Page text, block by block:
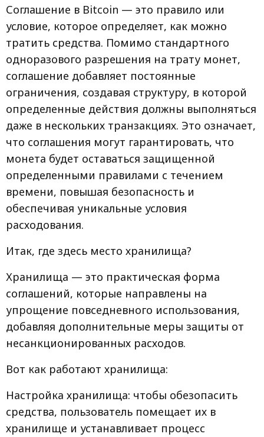
Соглашение в Bitcoin — это правило или
условие, которое определяет, как можно
тратить средства. Помимо стандартного
одноразового разрешения на трату монет,
соглашение добавляет постоянные
ограничения, создавая структуру, в которой
определенные действия должны выполняться
даже в нескольких транзакциях. Это означает,
что соглашения могут гарантировать, что
монета будет оставаться защищенной
определенными правилами с течением
времени, повышая безопасность и
обеспечивая уникальные условия
расходования.
Итак, где здесь место хранилища?
Хранилища — это практическая форма
соглашений, которые направлены на
упрощение повседневного использования,
добавляя дополнительные меры защиты от
несанкционированных расходов.
Вот как работают хранилища:
Настройка хранилища: чтобы обезопасить
средства, пользователь помещает их в
хранилище и устанавливает процесс